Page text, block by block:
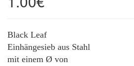
Black Leaf
Einhängesieb aus Stahl
mit einem Ø von